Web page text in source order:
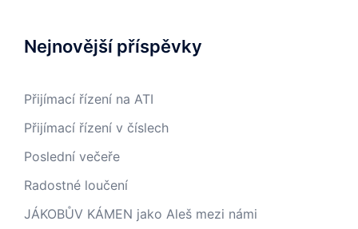
Nejnovější příspěvky
Přijímací řízení na ATI
Přijímací řízení v číslech
Poslední večeře
Radostné loučení
JÁKOBŮV KÁMEN jako Aleš mezi námi